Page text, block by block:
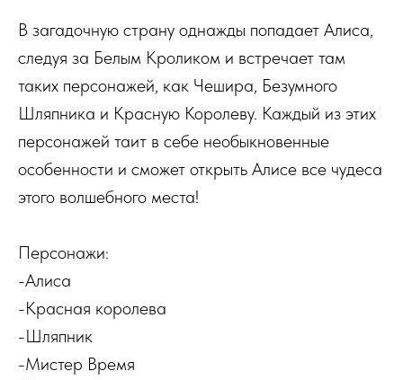
В загадочную страну однажды попадает Алиса,
следуя за Белым Кроликом и встречает там
таких персонажей, как Чешира, Безумного
Шляпника и Красную Королеву. Каждый из этих
персонажей таит в себе необыкновенные
особенности и сможет открыть Алисе все чудеса
этого волшебного места!
Персонажи:
-Алиса
-Красная королева
-Шляпник
-Мистер Время